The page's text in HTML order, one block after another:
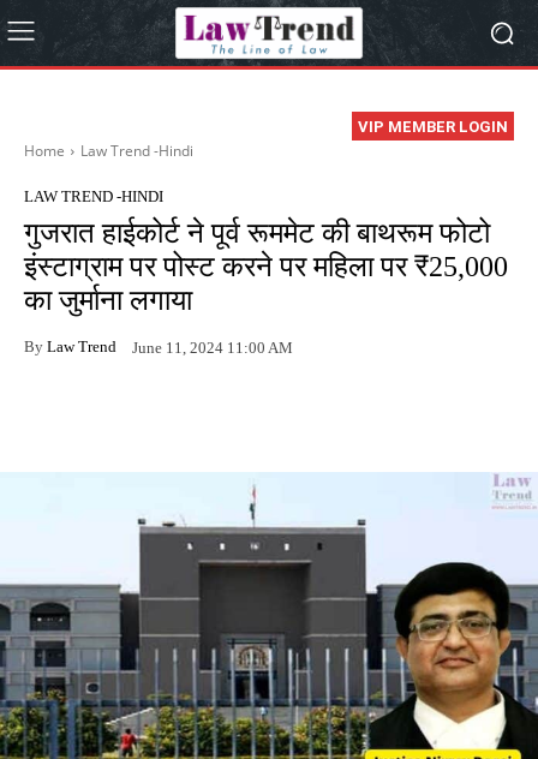
VIP MEMBER LOGIN
Home Law Trend -Hindi
LAW TREND -HINDI
गुजरात हाईकोर्ट ने पूर्व रूममेट की बाथरूम फोटो
इंस्टाग्राम पर पोस्ट करने पर महिला पर ₹25,000
का जुर्माना लगाया
By Law Trend June 11, 2024 11:00 AM